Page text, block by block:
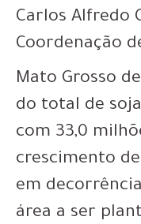
Carlos Alfredo
Coordenação
Mato Grosso
do total de
com 33,0
crescimento de
em
área a ser